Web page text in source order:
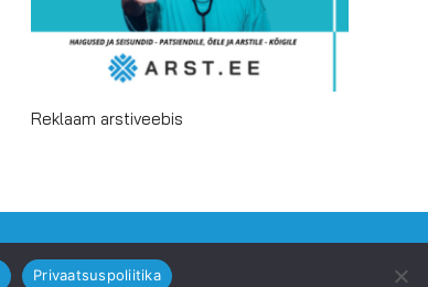
Reklaam arstiveebis
Privaatsuspoliitika